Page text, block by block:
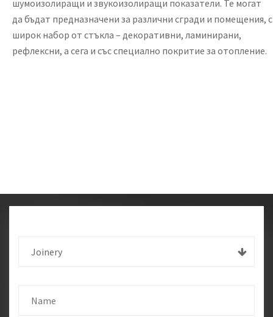
шумоизолиращи и звукоизолиращи показатели. Те могат
да бъдат предназначени за различни сгради и помещения, с
широк набор от стъкла – декоративни, ламинирани,
рефлексни, а сега и със специално покритие за отопление.
Joinery